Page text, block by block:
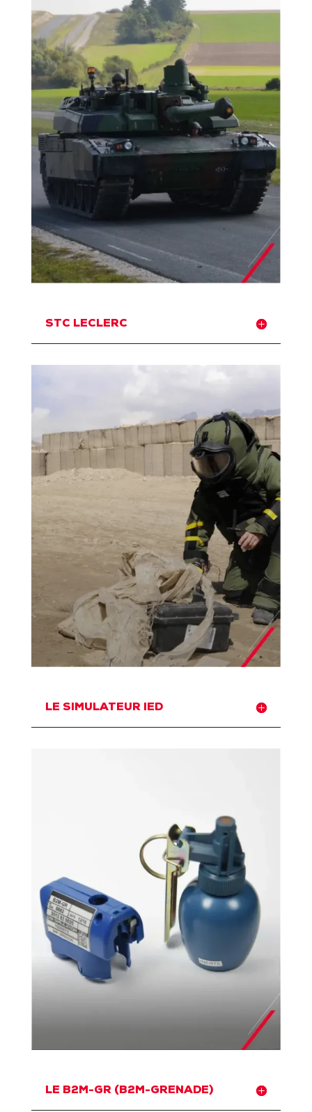
STC LECLERC
LE SIMULATEUR IED
LE B2M-GR (B2M-GRENADE)